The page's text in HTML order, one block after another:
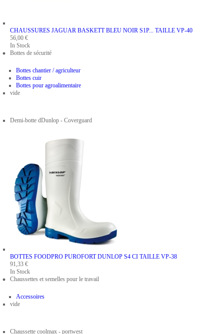
CHAUSSURES JAGUAR BASKETT BLEU NOIR S1P... TAILLE VP-40
56,00 €
In Stock
Bottes de sécurité
Bottes chantier / agriculteur
Bottes cuir
Bottes pour agroalimentaire
vide
Demi-botte dDunlop - Coverguard
BOTTES FOODPRO PUROFORT DUNLOP S4 CI TAILLE VP-38
91,33 €
In Stock
Chaussettes et semelles pour le travail
Accessoires
vide
Chaussette coolmax - portwest